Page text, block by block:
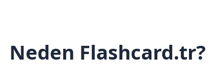
Neden Flashcard.tr?